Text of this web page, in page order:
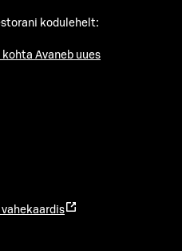
kodulehelt:
kohta Avaneb uues
vahekaardis